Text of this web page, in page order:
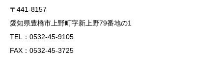
〒441-8157
愛知県豊橋市上野町字新上野79番地の1
TEL：0532-45-9105
FAX：0532-45-3725